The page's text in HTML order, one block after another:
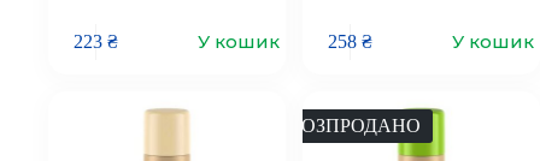
223 ₴ У кошик 258 ₴ У кошик
РОЗПРОДАНО